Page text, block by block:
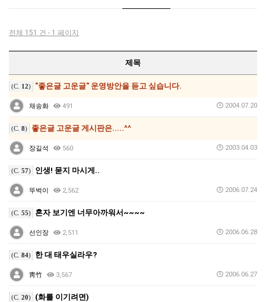
전체 151 건 - 1 페이지
제목
(C. 12) "좋은글 고운글" 운영방안을 듣고 싶습니다.
채송화 491 2004.07.20
(C. 8) 좋은글 고운글 게시판은.....^^
장길석 560 2003.04.03
(C. 57) 인생! 묻지 마시게..
뚜벅이 2,562 2006.07.24
(C. 55) 혼자 보기엔 너무아까워서~~~~
선인장 2,511 2006.06.28
(C. 84) 한 대 태우실라우?
靑竹 3,567 2006.06.27
(C. 20) (화를 이기려면)